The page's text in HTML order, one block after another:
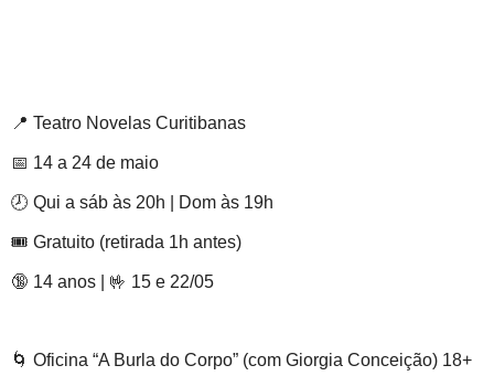
📍 Teatro Novelas Curitibanas
📅 14 a 24 de maio
🕗 Qui a sáb às 20h | Dom às 19h
🎟 Gratuito (retirada 1h antes)
🔞 14 anos | 🤟 15 e 22/05
🌀 Oficina “A Burla do Corpo” (com Giorgia Conceição) 18+